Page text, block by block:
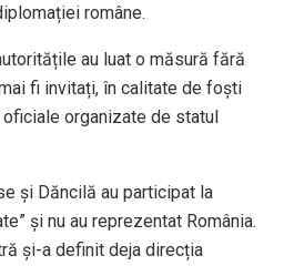
române.
au luat o măsură fără
fi invitați, în calitate de foști
organizate de statul
și Dăncilă au participat la
și nu au reprezentat România.
și-a definit deja direcția